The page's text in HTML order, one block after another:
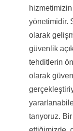
hizmetimizin
yönetimidir.
olarak
güvenlik
tehditlerin
olarak
tarıyoruz.